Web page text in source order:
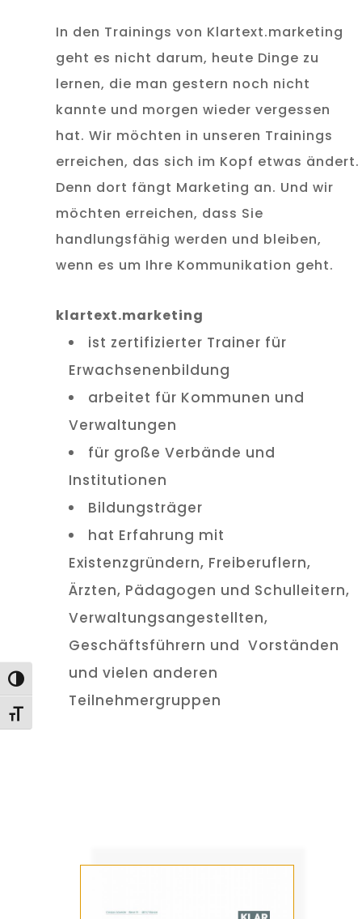
Umschalten auf hohe Kontraste
Schrift vergrößern
In den Trainings von Klartext.marketing
geht es nicht darum, heute Dinge zu
lernen, die man gestern noch nicht
kannte und morgen wieder vergessen
hat. Wir möchten in unseren Trainings
erreichen, das sich im Kopf etwas ändert.
Denn dort fängt Marketing an. Und wir
möchten erreichen, dass Sie
handlungsfähig werden und bleiben,
wenn es um Ihre Kommunikation geht.
klartext.marketing
ist zertifizierter Trainer für
Erwachsenenbildung
arbeitet für Kommunen und
Verwaltungen
für große Verbände und
Institutionen
Bildungsträger
hat Erfahrung mit
Existenzgründern, Freiberuflern,
Ärzten, Pädagogen und Schulleitern,
Verwaltungsangestellten,
Geschäftsführern und Vorständen
und vielen anderen
Teilnehmergruppen